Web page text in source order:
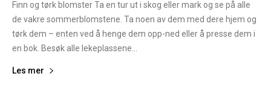
Finn og tørk blomster Ta en tur ut i skog eller mark og se på alle
de vakre sommerblomstene. Ta noen av dem med dere hjem og
tørk dem – enten ved å henge dem opp-ned eller å presse dem i
en bok. Besøk alle lekeplassene...
Les mer